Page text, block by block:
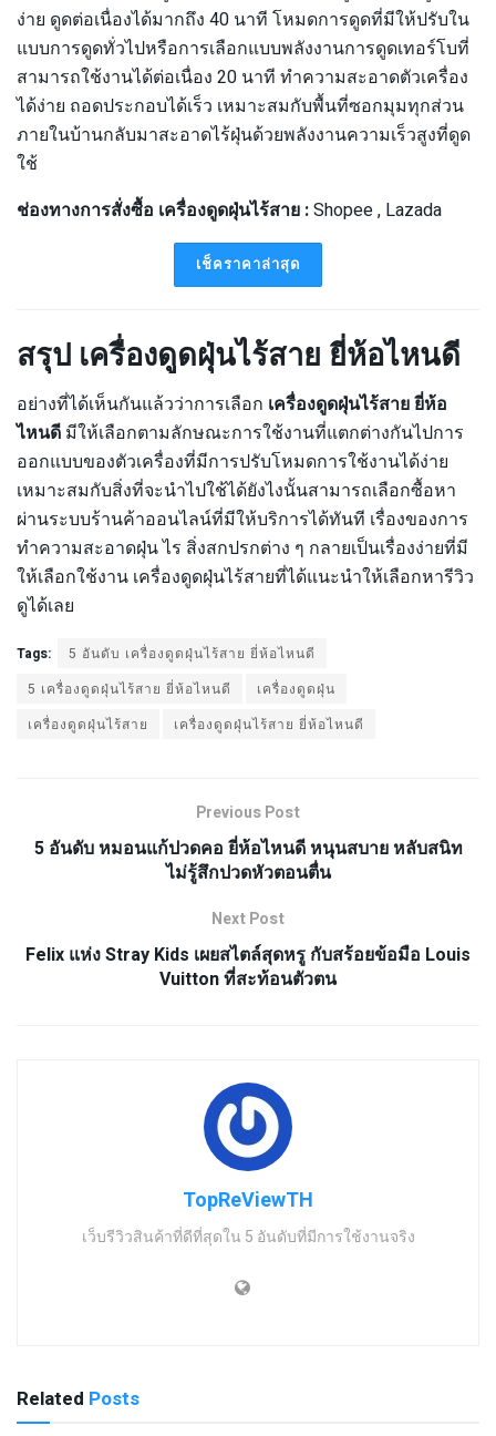
ง่าย ดูดต่อเนื่องได้มากถึง 40 นาที โหมดการดูดที่มีให้ปรับใน
แบบการดูดทั่วไปหรือการเลือกแบบพลังงานการดูดเทอร์โบที่
สามารถใช้งานได้ต่อเนื่อง 20 นาที ทำความสะอาดตัวเครื่อง
ได้ง่าย ถอดประกอบได้เร็ว เหมาะสมกับพื้นที่ซอกมุมทุกส่วน
ภายในบ้านกลับมาสะอาดไร้ฝุ่นด้วยพลังงานความเร็วสูงที่ดูด
ใช้
ช่องทางการสั่งซื้อ เครื่องดูดฝุ่นไร้สาย :Shopee , Lazada
เช็คราคาล่าสุด
สรุป เครื่องดูดฝุ่นไร้สาย ยี่ห้อไหนดี
อย่างที่ได้เห็นกันแล้วว่าการเลือก เครื่องดูดฝุ่นไร้สาย ยี่ห้อ
ไหนดี มีให้เลือกตามลักษณะการใช้งานที่แตกต่างกันไปการ
ออกแบบของตัวเครื่องที่มีการปรับโหมดการใช้งานได้ง่าย
เหมาะสมกับสิ่งที่จะนำไปใช้ได้ยังไงนั้นสามารถเลือกซื้อหา
ผ่านระบบร้านค้าออนไลน์ที่มีให้บริการได้ทันที เรื่องของการ
ทำความสะอาดฝุ่น ไร สิ่งสกปรกต่าง ๆ กลายเป็นเรื่องง่ายที่มี
ให้เลือกใช้งาน เครื่องดูดฝุ่นไร้สายที่ได้แนะนำให้เลือกหารีวิว
ดูได้เลย
Tags:
5 อันดับ เครื่องดูดฝุ่นไร้สาย ยี่ห้อไหนดี
5 เครื่องดูดฝุ่นไร้สาย ยี่ห้อไหนดี
เครื่องดูดฝุ่น
เครื่องดูดฝุ่นไร้สาย
เครื่องดูดฝุ่นไร้สาย ยี่ห้อไหนดี
Previous Post
5 อันดับ หมอนแก้ปวดคอ ยี่ห้อไหนดี หนุนสบาย หลับสนิท
ไม่รู้สึกปวดหัวตอนตื่น
Next Post
Felix แห่ง Stray Kids เผยสไตล์สุดหรู กับสร้อยข้อมือ Louis
Vuitton ที่สะท้อนตัวตน
TopReViewTH
เว็บรีวิวสินค้าที่ดีที่สุดใน 5 อันดับที่มีการใช้งานจริง
Related Posts